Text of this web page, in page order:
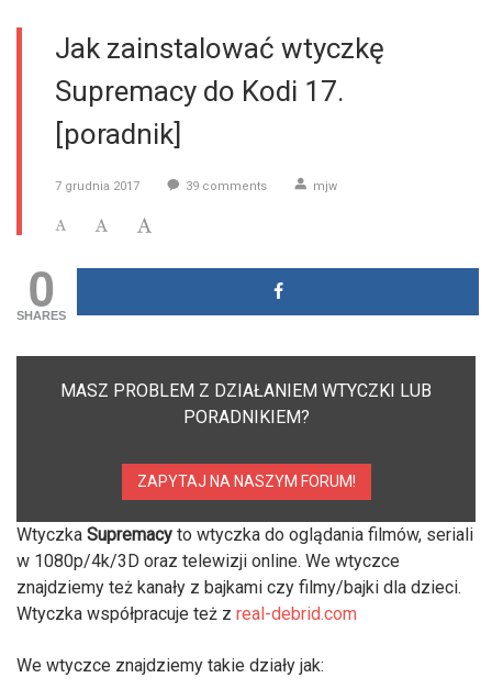
Jak zainstalować wtyczkę
Supremacy do Kodi 17.
[poradnik]
7 grudnia 2017 39 comments mjw
0
SHARES
MASZ PROBLEM Z DZIAŁANIEM WTYCZKI LUB
PORADNIKIEM?
ZAPYTAJ NA NASZYM FORUM!
Wtyczka Supremacy to wtyczka do oglądania filmów, seriali
w 1080p/4k/3D oraz telewizji online. We wtyczce
znajdziemy też kanały z bajkami czy filmy/bajki dla dzieci.
Wtyczka współpracuje też z real-debrid.com
We wtyczce znajdziemy takie działy jak: